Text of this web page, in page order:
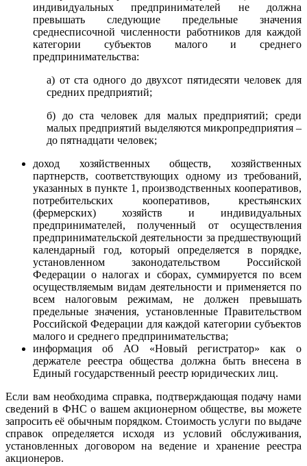
индивидуальных предпринимателей не должна
превышать следующие предельные значения
среднесписочной численности работников для каждой
категории субъектов малого и среднего
предпринимательства:
а) от ста одного до двухсот пятидесяти человек для
средних предприятий;
б) до ста человек для малых предприятий; среди
малых предприятий выделяются микропредприятия –
до пятнадцати человек;
доход хозяйственных обществ, хозяйственных
партнерств, соответствующих одному из требований,
указанных в пункте 1, производственных кооперативов,
потребительских кооперативов, крестьянских
(фермерских) хозяйств и индивидуальных
предпринимателей, полученный от осуществления
предпринимательской деятельности за предшествующий
календарный год, который определяется в порядке,
установленном законодательством Российской
Федерации о налогах и сборах, суммируется по всем
осуществляемым видам деятельности и применяется по
всем налоговым режимам, не должен превышать
предельные значения, установленные Правительством
Российской Федерации для каждой категории субъектов
малого и среднего предпринимательства;
информация об АО «Новый регистратор» как о
держателе реестра общества должна быть внесена в
Единый государственный реестр юридических лиц.
Если вам необходима справка, подтверждающая подачу нами
сведений в ФНС о вашем акционерном обществе, вы можете
запросить её обычным порядком. Стоимость услуги по выдаче
справок определяется исходя из условий обслуживания,
установленных договором на ведение и хранение реестра
акционеров.